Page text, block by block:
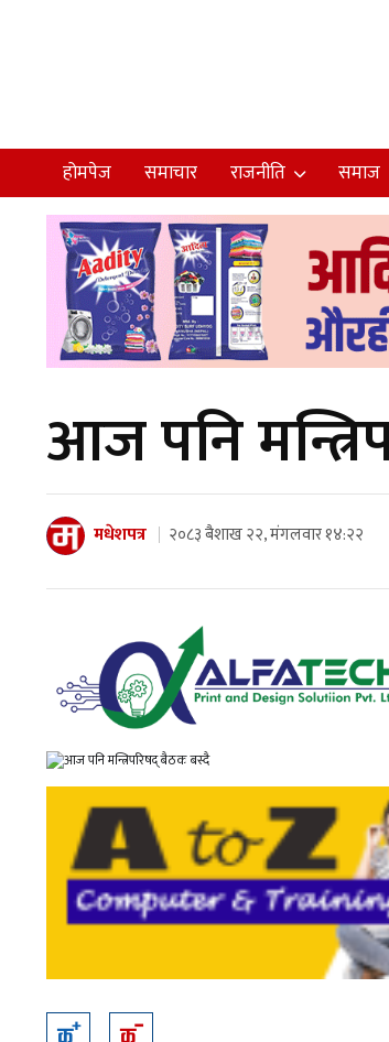
होमपेज समाचार राजनीति समाज
आज पनि
मधेशपत्र २०८३ बैशाख २२, मंगलवार १४:२२